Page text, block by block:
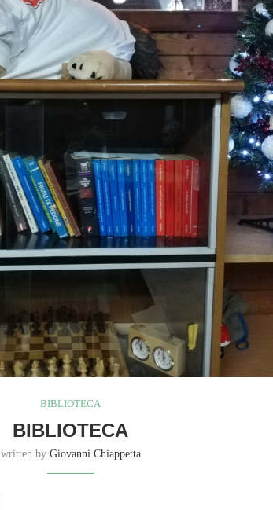
BIBLIOTECA
BIBLIOTECA
written by Giovanni Chiappetta